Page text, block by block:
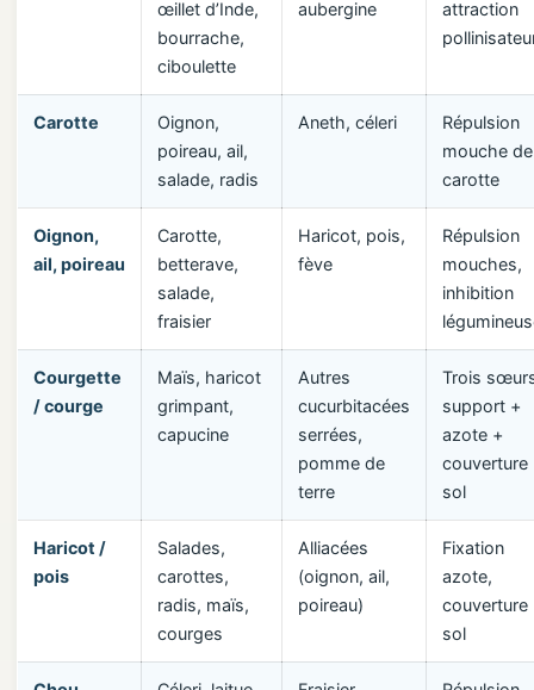
œillet d’Inde,
bourrache,
ciboulette
aubergine
attraction
Carotte
Oignon,
poireau, ail,
salade, radis
Aneth, céleri
Répulsion
mouche
carotte
Oignon,
ail, poireau
Carotte,
betterave,
salade,
fraisier
Haricot, pois,
fève
Répulsion
mouches,
inhibition
Courgette
/ courge
Maïs, haricot
grimpant,
capucine
Autres
cucurbitacées
serrées,
pomme de
terre
Trois
support +
azote +
couverture
sol
Haricot /
pois
Salades,
carottes,
radis, maïs,
courges
Alliacées
(oignon, ail,
poireau)
Fixation
azote,
couverture
sol